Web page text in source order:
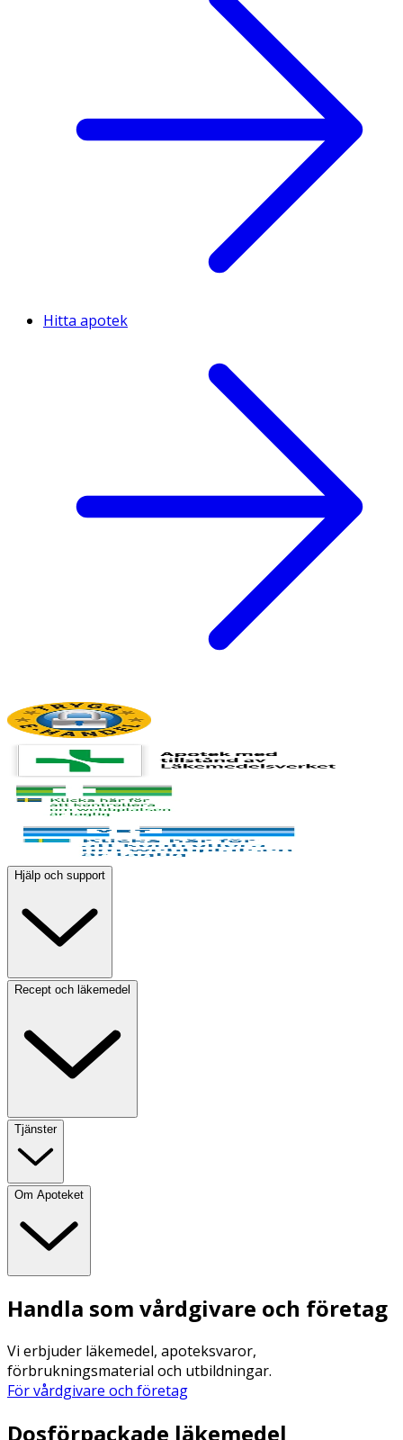
Hitta apotek
Hjälp och support
Recept och läkemedel
Tjänster
Om Apoteket
Handla som vårdgivare och företag
Vi erbjuder läkemedel, apoteksvaror,
förbrukningsmaterial och utbildningar.
För vårdgivare och företag
Dosförpackade läkemedel